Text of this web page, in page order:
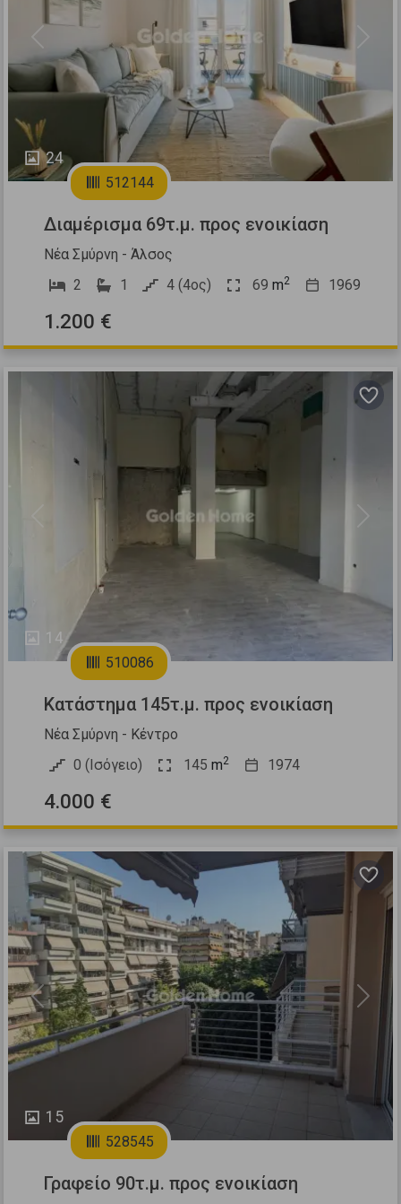
24
Previous
512144
Διαμέρισμα 69τ.μ. προς ενοικίαση
Νέα Σμύρνη - Άλσος
2
1 4 (4ος) 69 m2 1969
1.200 €
14
510086
Κατάστημα 145τ.μ. προς ενοικίαση
Νέα Σμύρνη - Κέντρο
0 (Ισόγειο)
145 m2 1974
4.000 €
15
Previous Next
528545
Γραφείο 90τ.μ. προς ενοικίαση